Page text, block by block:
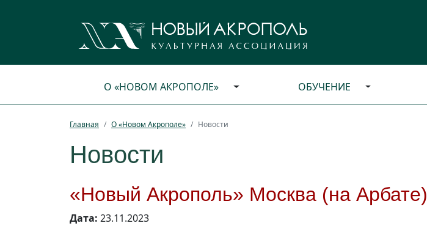
О «НОВОМ АКРОПОЛЕ» ОБУЧЕНИЕ
Главная О «Новом Акрополе» Новости
Новости
«Новый Акрополь» Москва (на Арбате)
Дата: 23.11.2023